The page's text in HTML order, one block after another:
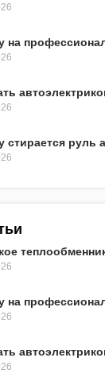
на
стирается руль
на